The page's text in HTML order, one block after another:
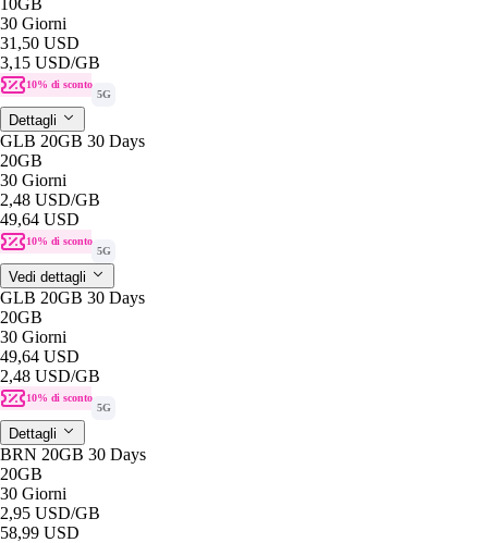
30 Giorni
31,50 USD
3,15 USD/GB
10% di sconto
5G
Dettagli
GLB 20GB 30 Days
20GB
30 Giorni
2,48 USD/GB
49,64 USD
10% di sconto
5G
Vedi dettagli
GLB 20GB 30 Days
20GB
30 Giorni
49,64 USD
2,48 USD/GB
10% di sconto
5G
Dettagli
BRN 20GB 30 Days
20GB
30 Giorni
2,95 USD/GB
58,99 USD